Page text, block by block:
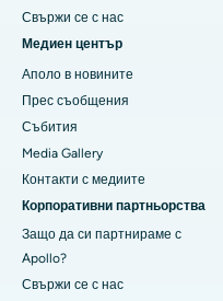
Свържи се с нас
Медиен център
Аполо в новините
Прес съобщения
Събития
Media Gallery
​​​​​Контакти с медиите
Корпоративни партньорства
Защо да си партнираме с
Apollo?
Свържи се с нас